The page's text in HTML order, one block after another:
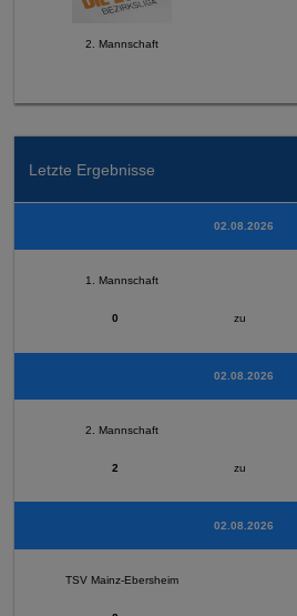
2. Mannschaft
Letzte Ergebnisse
02.08.2026
1. Mannschaft
0 zu
02.08.2026
2. Mannschaft
2 zu
02.08.2026
TSV Mainz-Ebersheim